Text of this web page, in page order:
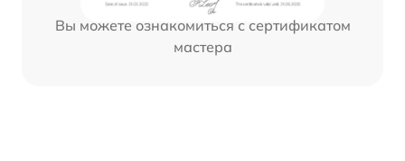
Вы можете ознакомиться с сертификатом
мастера